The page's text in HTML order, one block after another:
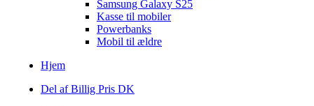
Samsung Galaxy S25
Kasse til mobiler
Powerbanks
Mobil til ældre
Hjem
Del af Billig Pris DK